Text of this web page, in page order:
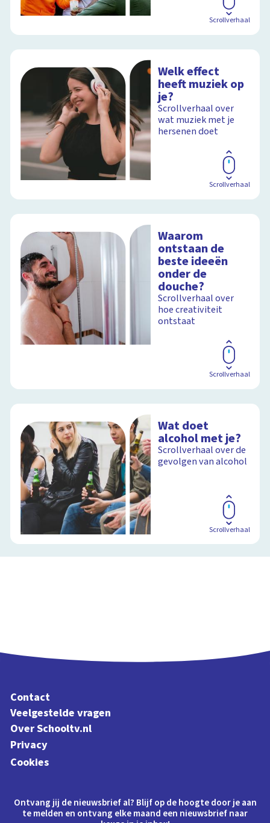
Scrollverhaal
Welk effect
heeft muziek op
je?
Scrollverhaal over
wat muziek met je
hersenen doet
Scrollverhaal
Waarom
ontstaan de
beste ideeën
onder de
douche?
Scrollverhaal over
hoe creativiteit
ontstaat
Scrollverhaal
Wat doet
alcohol met je?
Scrollverhaal over de
gevolgen van alcohol
Scrollverhaal
Contact
Veelgestelde vragen
Over Schooltv.nl
Privacy
Cookies
Ontvang jij de nieuwsbrief al? Blijf op de hoogte door je aan
te melden en ontvang elke maand een nieuwsbrief naar